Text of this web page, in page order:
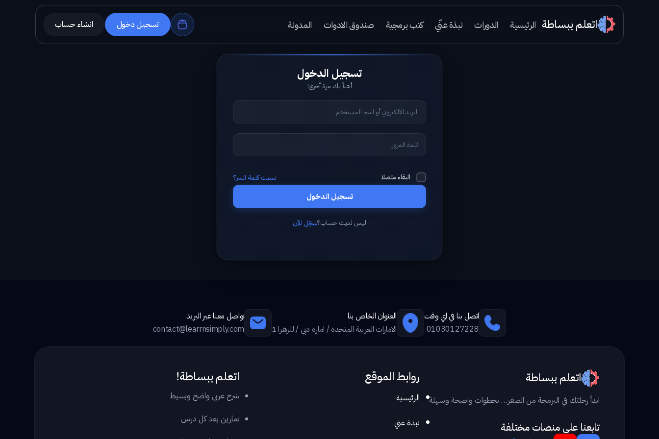
اتعلم ببساطة الرئيسية الدورات نبذة عنّي كتب برمجية صندوق الادوات المدونة تسجيل دخول انشاء حساب
أهلاً بك مرة أخرى!
البقاء متصلا نسيت كلمة السر؟
تسجيل الدخول
ليس لديك حساب؟سجّل الآن
اتصل بنا في اي وقت
01030127228
العنوان الخاص بنا
الامارات العربية المتحدة / امارة دبي / للزهرا 1
تواصل معنا عبر البريد
contact@learrnsimply.com
اتعلم ببساطة
ابدأ رحلتك في البرمجة من الصفر… بخطوات واضحة وسهلة
تابعنا علي منصات مختلفة
روابط الموقع
الرئيسية
نبذة عني
اتعلم ببساطة!
شرح عربي واضح وبسيط
تمارين بعد كل درس